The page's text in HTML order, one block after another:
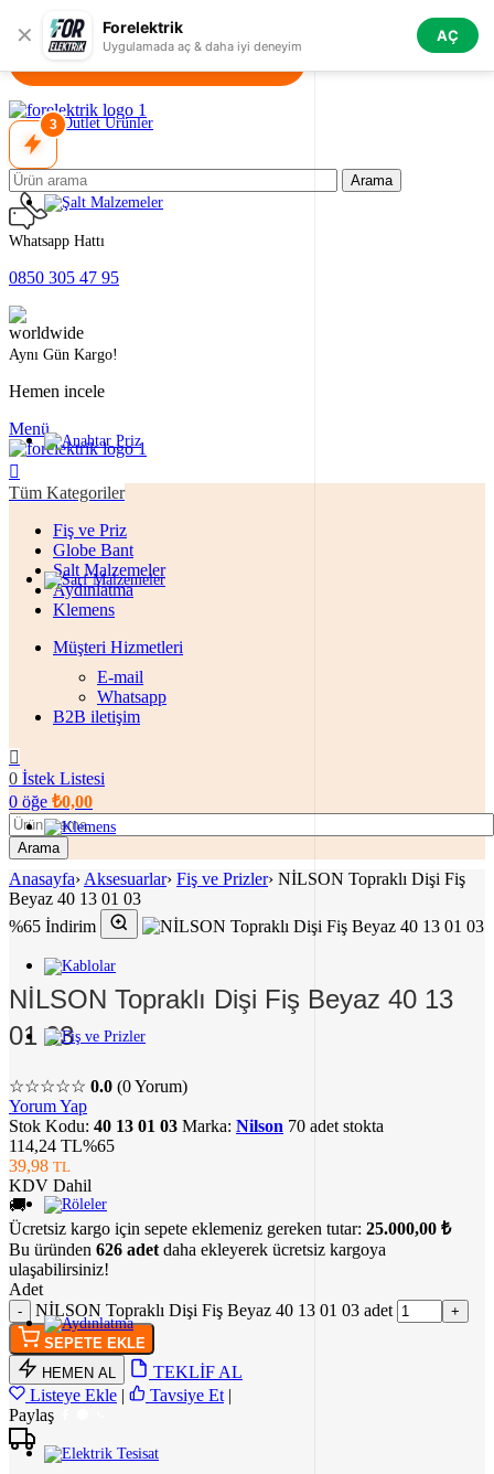
✕ Forelektrik
Uygulamada aç & daha iyi deneyim
AÇ
Skip to navigation Skip to main content
3
Arama
Whatsapp Hattı
0850 305 47 95
Aynı Gün Kargo!
Hemen incele
Menü
Tüm Kategoriler
Fiş ve Priz
Globe Bant
Şalt Malzemeler
Aydınlatma
Klemens
Müşteri Hizmetleri
E-mail
Whatsapp
B2B iletişim
0 İstek Listesi
0 öğe ₺0,00
Arama
Anasayfa› Aksesuarlar› Fiş ve Prizler› NİLSON Topraklı Dişi Fiş
Beyaz 40 13 01 03
%65 İndirim
NİLSON Topraklı Dişi Fiş Beyaz 40 13
01 03
☆☆☆☆☆ 0.0 (0 Yorum)
Yorum Yap
Stok Kodu: 40 13 01 03 Marka: Nilson 70 adet stokta
114,24 TL%65
39,98 TL
KDV Dahil
🚚
Ücretsiz kargo için sepete eklemeniz gereken tutar: 25.000,00 ₺
Bu üründen 626 adet daha ekleyerek ücretsiz kargoya
ulaşabilirsiniz!
Adet
NİLSON Topraklı Dişi Fiş Beyaz 40 13 01 03 adet
SEPETE EKLE
HEMEN AL
TEKLİF AL
Listeye Ekle | Tavsiye Et |
Paylaş